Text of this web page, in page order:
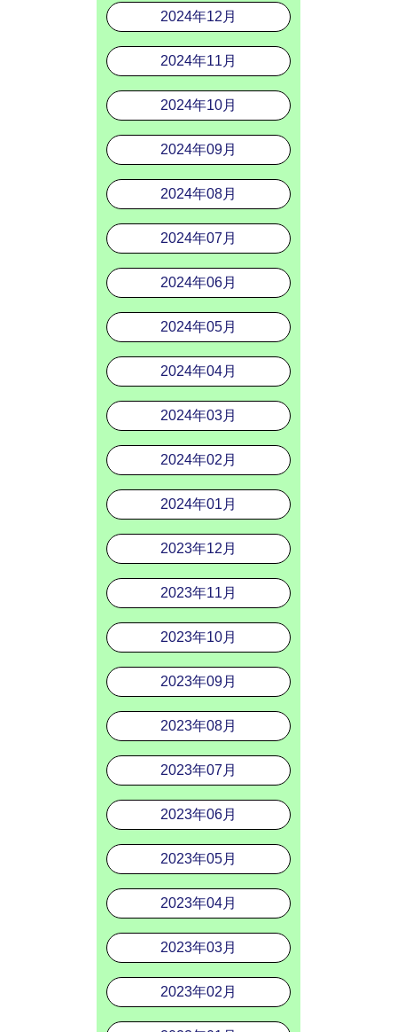
2024年12月
2024年11月
2024年10月
2024年09月
2024年08月
2024年07月
2024年06月
2024年05月
2024年04月
2024年03月
2024年02月
2024年01月
2023年12月
2023年11月
2023年10月
2023年09月
2023年08月
2023年07月
2023年06月
2023年05月
2023年04月
2023年03月
2023年02月